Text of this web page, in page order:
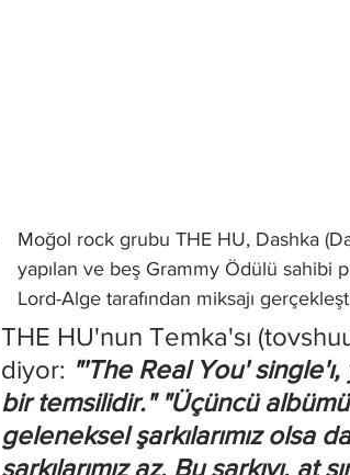
Moğol rock grubu THE HU, Dashka
yapılan ve beş Grammy Ödülü sahibi
Lord-Alge tarafından miksajı
THE HU'nun Temka'sı
diyor: "'The Real You'
bir temsilidir." "Üçüncü
geleneksel şarkılarımız olsa
şarkılarımız az. Bu şarkıyı, at